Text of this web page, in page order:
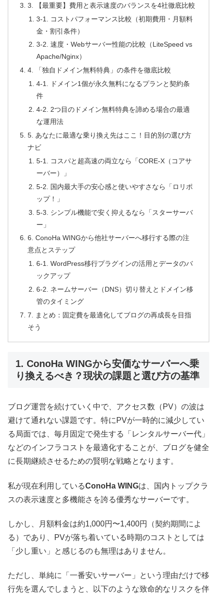
3. 【最重要】費用と表示速度のバランスを4社徹底比較
3-1. コストパフォーマンス比較（初期費用・月額料
金・割引条件）
3-2. 速度・Webサーバー性能の比較（LiteSpeed vs
Apache/Nginx）
4. 「独自ドメイン無料特典」の条件を徹底比較
4-1. ドメイン1個が永久無料になるプランと契約条
件
4-2. 2つ目のドメイン無料特典を諦める場合の最適
な運用法
5. あなたに最適な乗り換え先はここ！目的別の選び方
ナビ
5-1. コスパと超高速の両立なら「CORE-X（コアサ
ーバー）」
5-2. 国内最大手の安心感と使いやすさなら「ロリポ
ップ！」
5-3. シンプル機能で安く抑えるなら「スターサーバ
ー」
6. ConoHa WINGから他社サーバーへ移行する際の注
意点とステップ
6-1. WordPress移行プラグインの活用とデータのバ
ックアップ
6-2. ネームサーバー（DNS）切り替えとドメイン移
管のタイミング
7. まとめ：固定費を最適化してブログの再成長を目指
そう
1. ConoHa WINGから安価なサーバーへ乗
り換えるべき？現状の課題と選び方の基準
ブログ運営を続けていく中で、アクセス数（PV）の波は
避けて通れない課題です。特にPVが一時的に減少してい
る局面では、毎月固定で発生する「レンタルサーバー代」
などのインフラコストを最適化することが、ブログを健全
に長期継続させるための賢明な戦略となります。
私が現在利用しているConoHa WINGは、国内トップクラ
スの表示速度と多機能さを誇る優秀なサーバーです。
しかし、月額料金は約1,000円〜1,400円（契約期間によ
る）であり、PVが落ち着いている時期のコストとしては
「少し重い」と感じるのも無理はありません。
ただし、単純に「一番安いサーバー」という理由だけで移
行先を選んでしまうと、以下のような致命的なリスクを伴